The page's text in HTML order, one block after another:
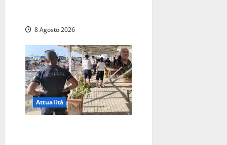
8 Agosto 2026
Attualità